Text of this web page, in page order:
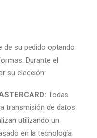
de su pedido optando
Durante el
su elección:
Todas
transmisión de datos
utilizando un
en la tecnología